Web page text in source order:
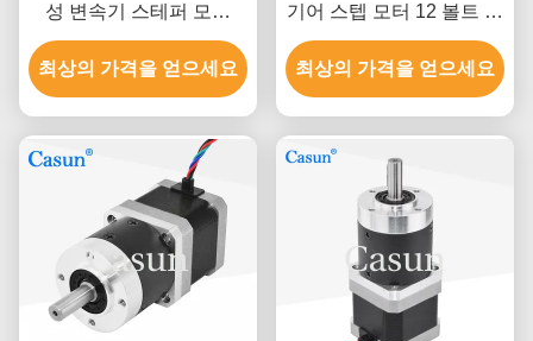
성 변속기 스테퍼 모터
0.44mN.m Cnc 로봇 팔
최상의 가격을 얻으세요
기어 스텝 모터 12 볼트 양
극성 또는 단극 버전
최상의 가격을 얻으세요